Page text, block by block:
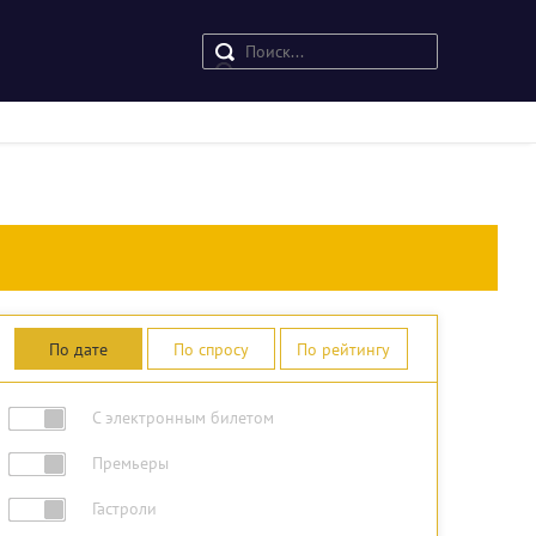
По дате По спросу По рейтингу
С электронным билетом
Премьеры
Гастроли